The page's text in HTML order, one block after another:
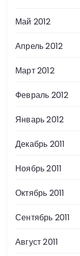
Май 2012
Апрель 2012
Март 2012
Февраль 2012
Январь 2012
Декабрь 2011
Ноябрь 2011
Октябрь 2011
Сентябрь 2011
Август 2011